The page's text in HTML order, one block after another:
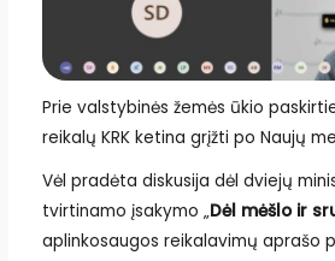
Prie valstybinės žemės ūkio
reikalų KRK ketina grįžti po Naujų
Vėl pradėta diskusija dėl dviejų
tvirtinamo įsakymo „Dėl mėšlo ir
aplinkosaugos reikalavimų aprašo